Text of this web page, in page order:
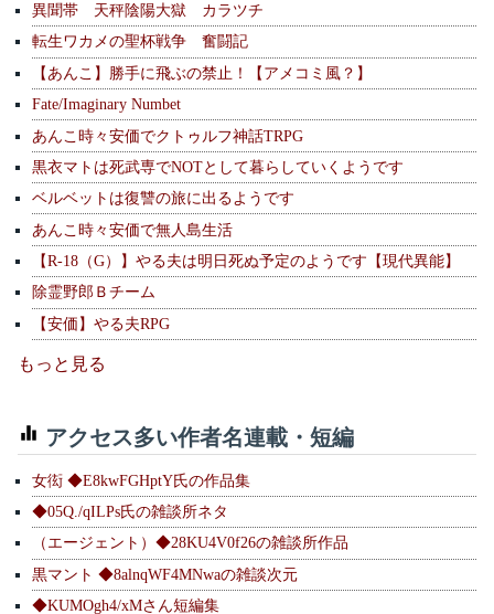
異聞帯 天秤陰陽大獄 カラツチ
転生ワカメの聖杯戦争 奮闘記
【あんこ】勝手に飛ぶの禁止！【アメコミ風？】
Fate/Imaginary Numbet
あんこ時々安価でクトゥルフ神話TRPG
黒衣マトは死武専でNOTとして暮らしていくようです
ベルベットは復讐の旅に出るようです
あんこ時々安価で無人島生活
【R-18（G）】やる夫は明日死ぬ予定のようです【現代異能】
除霊野郎Ｂチーム
【安価】やる夫RPG
もっと見る
アクセス多い作者名連載・短編
女衒 ◆E8kwFGHptY氏の作品集
◆05Q./qILPs氏の雑談所ネタ
（エージェント）◆28KU4V0f26の雑談所作品
黒マント ◆8alnqWF4MNwaの雑談次元
◆KUMOgh4/xMさん短編集